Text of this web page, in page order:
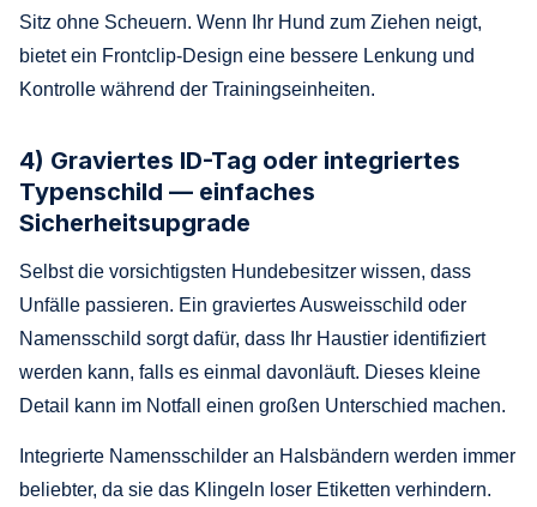
Sitz ohne Scheuern. Wenn Ihr Hund zum Ziehen neigt,
bietet ein Frontclip-Design eine bessere Lenkung und
Kontrolle während der Trainingseinheiten.
4) Graviertes ID-Tag oder integriertes
Typenschild — einfaches
Sicherheitsupgrade
Selbst die vorsichtigsten Hundebesitzer wissen, dass
Unfälle passieren. Ein graviertes Ausweisschild oder
Namensschild sorgt dafür, dass Ihr Haustier identifiziert
werden kann, falls es einmal davonläuft. Dieses kleine
Detail kann im Notfall einen großen Unterschied machen.
Integrierte Namensschilder an Halsbändern werden immer
beliebter, da sie das Klingeln loser Etiketten verhindern.